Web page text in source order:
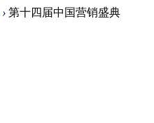
› 第十四届中国营销盛典